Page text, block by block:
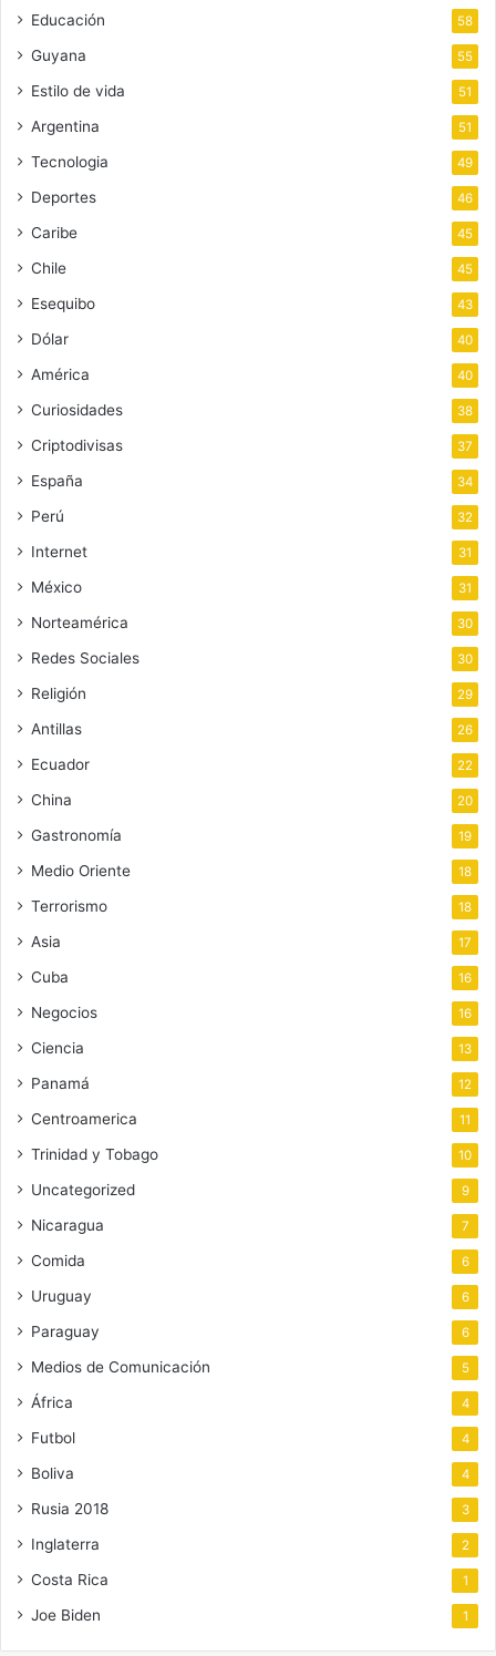
Educación 58
Guyana 55
Estilo de vida 51
Argentina 51
Tecnologia 49
Deportes 46
Caribe 45
Chile 45
Esequibo 43
Dólar 40
América 40
Curiosidades 38
Criptodivisas 37
España 34
Perú 32
Internet 31
México 31
Norteamérica 30
Redes Sociales 30
Religión 29
Antillas 26
Ecuador 22
China 20
Gastronomía 19
Medio Oriente 18
Terrorismo 18
Asia 17
Cuba 16
Negocios 16
Ciencia 13
Panamá 12
Centroamerica 11
Trinidad y Tobago 10
Uncategorized 9
Nicaragua 7
Comida 6
Uruguay 6
Paraguay 6
Medios de Comunicación 5
África 4
Futbol 4
Boliva 4
Rusia 2018 3
Inglaterra 2
Costa Rica 1
Joe Biden 1